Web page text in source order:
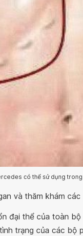
có thể sử dụng trong
và thăm khám các
đại thể của toàn
trạng của các bộ